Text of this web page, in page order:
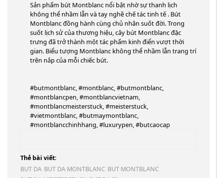
Sản phẩm bút Montblanc nổi bật nhờ sự thanh lịch
không thể nhầm lẫn và tay nghề chế tác tinh tế . Bút
Montblanc đồng hành cùng chủ nhân suốt đời. Trong
suốt lịch sử của thương hiệu, cây bút Montblanc đặc
trưng đã trở thành một tác phẩm kinh điển vượt thời
gian. Biểu tượng Montblanc không thể nhầm lẫn trang trí
trên nắp của mỗi chiếc bút.
#butmontblanc, #montblanc, #butmontblanc,
#montblancpen, #montblancvietnam,
#montblancmeisterstuck, #meisterstuck,
#vietmontblanc, #butmaymontblanc,
#montblancchinhhang, #luxurypen, #butcaocap
Thẻ bài viết:
BUT DA BUT DA MONTBLANC BUT MONTBLANC